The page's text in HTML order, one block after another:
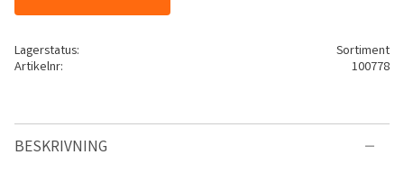
Lagerstatus
Sortiment
Artikelnr
100778
BESKRIVNING